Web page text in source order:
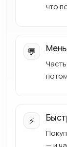
что
💬
⚡